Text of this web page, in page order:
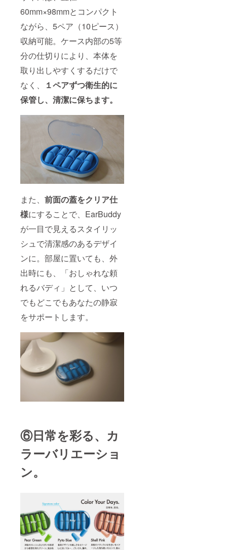
60mm×98mmとコンパクト
ながら、5ペア（10ピース）
収納可能。ケース内部の5等
分の仕切りにより、本体を
取り出しやすくするだけで
なく、
１ペアずつ衛生的に
保管し、清潔に保ちます。
また、 前面の蓋をクリア仕
様にすることで、EarBuddy
が一目で見えるスタイリッ
シュで清潔感のあるデザイ
ンに。部屋に置いても、外
出時にも、「おしゃれな頼
れるバディ」として、いつ
でもどこでもあなたの静寂
をサポートします。
⑥日常を彩る、カ
ラーバリエーショ
ン。